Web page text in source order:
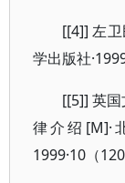
[[4]] 左
学出版社
[[5]] 英
律介绍[M]·
1999·10（